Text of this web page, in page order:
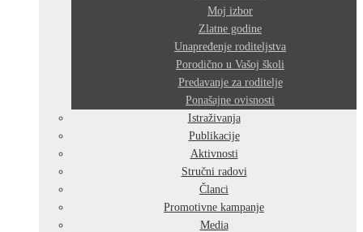
Moj izbor
Zlatne godine
Unapređenje roditeljstva
Porodično u Vašoj školi
Predavanje za roditelje
Ponašajne ovisnosti
Istraživanja
Publikacije
Aktivnosti
Stručni radovi
Članci
Promotivne kampanje
Media